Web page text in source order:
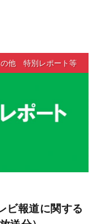
の他 特別レポート等
ビ報道に関する